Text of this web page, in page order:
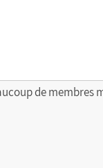
de membres